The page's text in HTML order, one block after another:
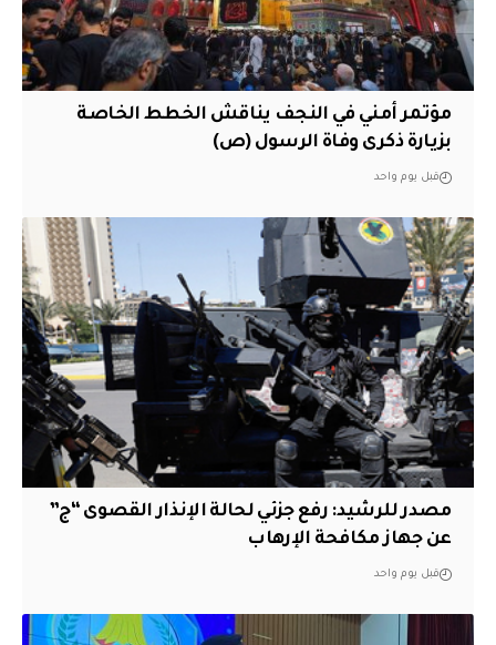
مؤتمر أمني في النجف يناقش الخطط الخاصة
بزيارة ذكرى وفاة الرسول (ص)
قبل يوم واحد
مصدر للرشيد: رفع جزئي لحالة الإنذار القصوى “ج”
عن جهاز مكافحة الإرهاب
قبل يوم واحد